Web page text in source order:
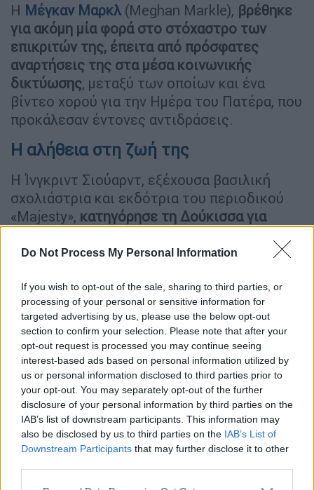
Do Not Process My Personal Information
If you wish to opt-out of the sale, sharing to third parties, or
processing of your personal or sensitive information for
targeted advertising by us, please use the below opt-out
section to confirm your selection. Please note that after your
opt-out request is processed you may continue seeing
interest-based ads based on personal information utilized by
us or personal information disclosed to third parties prior to
your opt-out. You may separately opt-out of the further
disclosure of your personal information by third parties on the
IAB’s list of downstream participants. This information may
also be disclosed by us to third parties on the IAB’s List of
Downstream Participants that may further disclose it to other
Η Μέγκαν Μαρκλ (Meghan Markle), βρέθηκε
για ακόμη μία φορά στο στόχαστρο των
επικριτών της, έπειτα από πρόσφατες
αναρτήσεις της στα μέσα κοινωνικής
δικτύωσης, μεταξύ των οποίων και ένα
βίντεο χορού για την Ημέρα του Πατέρα, που
προκάλεσαν έντονες αντιδράσεις.
Η αλήθεια στη ζωή της
Η Ίνγκριντ Σιούαρντ, εξέχουσα βασιλική
σχολιάστρια και εκδότρια του περιοδικού
«Majesty», κατηγόρησε τη Δούκισσα για
ανέφερε πως η Μέγκαν και ο σύζυγός της
πλέον «πλημμυρίζουν την αγορά με
φωτογραφίες των παιδιών τους».
Σε podcast όπου φιλοξενήθηκε πρόσφατα, η
Μέγκαν Μαρκλ φάνηκε να εξαπολύει νέα
βέλη προς τη Βασιλική Οικογένεια.
Ερωτηθείσα από τη φίλη της Έμμα Γκριντ —
CEO της Good American και συνιδρύτρια της
Skims της Κιμ Καρντάσιαν— για το τι θα
άλλαζε για να «ξαναγράψει τη δημόσια